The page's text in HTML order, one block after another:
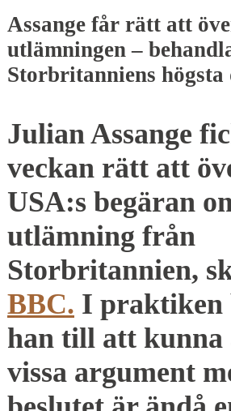
Assange får rätt att
utlämningen –
Storbritanniens högsta
Julian Assange
veckan rätt att
USA:s begäran
utlämning från
Storbritannien,
BBC. I praktiken
han till att kunna
vissa argument